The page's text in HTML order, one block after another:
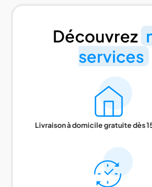
Découvrez
services
Livraison à domicile gratuite dès